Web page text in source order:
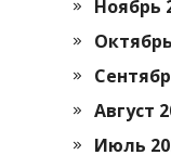
Ноябрь
Август
Июль